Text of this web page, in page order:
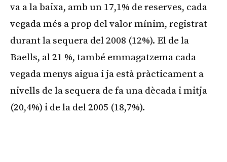
va a la baixa, amb un 17,1% de reserves, cada
vegada més a prop del valor mínim, registrat
durant la sequera del 2008 (12%). El de la
Baells, al 21 %, també emmagatzema cada
vegada menys aigua i ja està pràcticament a
nivells de la sequera de fa una dècada i mitja
(20,4%) i de la del 2005 (18,7%).